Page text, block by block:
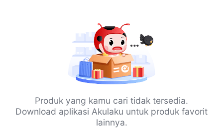
Produk yang kamu cari tidak tersedia.
Download aplikasi Akulaku untuk produk favorit
lainnya.